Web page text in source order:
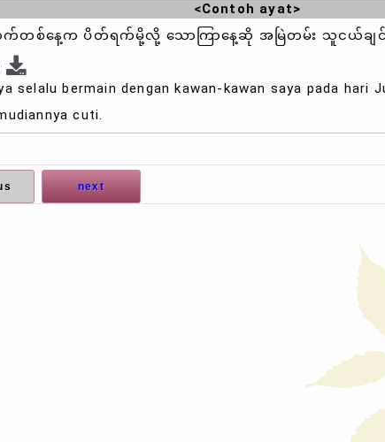
<Contoh ayat>
က်တစ်နေ့က ပိတ်ရက်မို့လို့ သောကြာနေ့ဆို အမြဲတမ်း သူငယ်ခ
selalu bermain dengan kawan-kawan saya pada hari
cuti.
next